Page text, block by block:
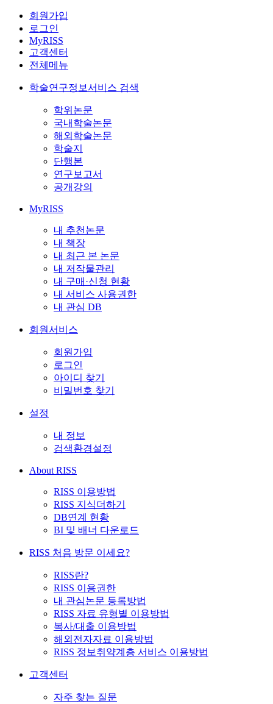
회원가입
로그인
MyRISS
고객센터
전체메뉴
학술연구정보서비스 검색
학위논문
국내학술논문
해외학술논문
학술지
단행본
연구보고서
공개강의
MyRISS
내 추천논문
내 책장
내 최근 본 논문
내 저작물관리
내 구매·신청 현황
내 서비스 사용권한
내 관심 DB
회원서비스
회원가입
로그인
아이디 찾기
비밀번호 찾기
설정
내 정보
검색환경설정
About RISS
RISS 이용방법
RISS 지식더하기
DB연계 현황
BI 및 배너 다운로드
RISS 처음 방문 이세요?
RISS란?
RISS 이용권한
내 관심논문 등록방법
RISS 자료 유형별 이용방법
복사/대출 이용방법
해외전자자료 이용방법
RISS 정보취약계층 서비스 이용방법
고객센터
자주 찾는 질문